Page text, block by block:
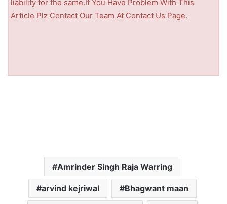
liability for the same.If You Have Problem With This
Article Plz Contact Our Team At Contact Us Page.
Amrinder Singh Raja Warring
arvind kejriwal Bhagwant maan